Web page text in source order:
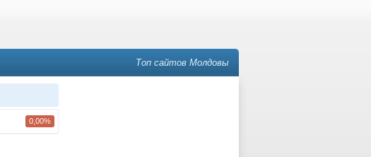
Топ сайтов Молдовы
0,00%